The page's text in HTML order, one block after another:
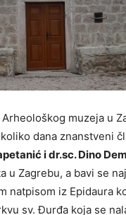
muzeja u
dana znanstveni
i dr.sc. Dino
u Zagrebu, a bavi se
natpisom iz Epidaura
sv. Đurđa koja se